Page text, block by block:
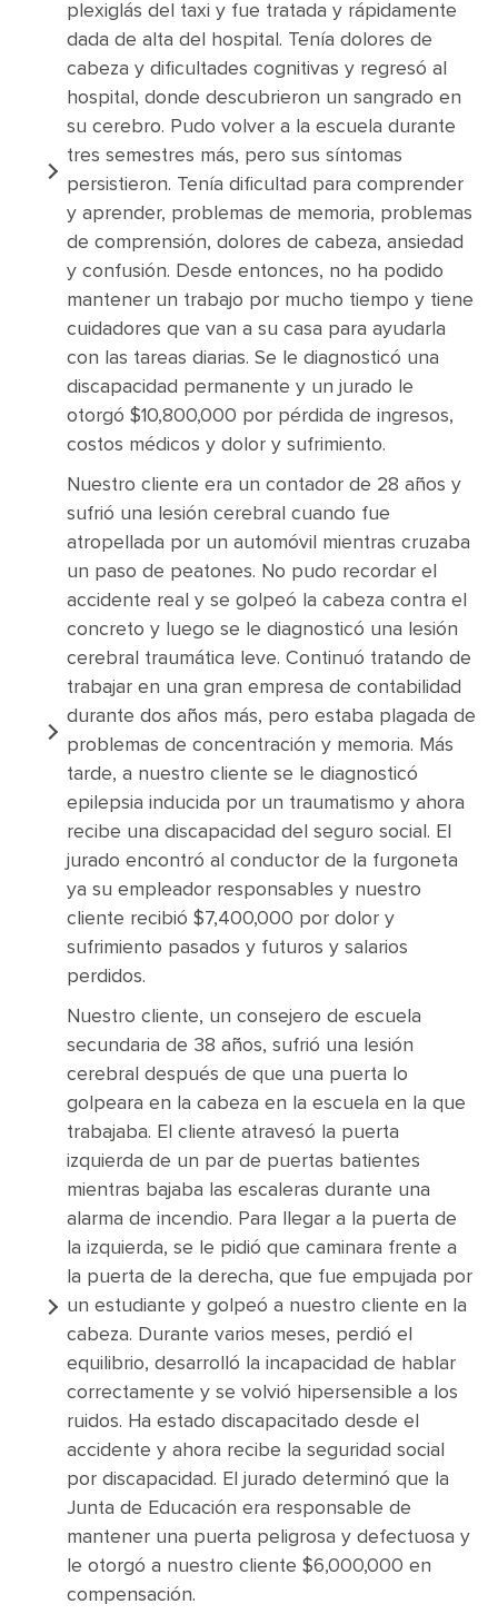
plexiglás del taxi y fue tratada y rápidamente
dada de alta del hospital. Tenía dolores de
cabeza y dificultades cognitivas y regresó al
hospital, donde descubrieron un sangrado en
su cerebro. Pudo volver a la escuela durante
tres semestres más, pero sus síntomas
persistieron. Tenía dificultad para comprender
y aprender, problemas de memoria, problemas
de comprensión, dolores de cabeza, ansiedad
y confusión. Desde entonces, no ha podido
mantener un trabajo por mucho tiempo y tiene
cuidadores que van a su casa para ayudarla
con las tareas diarias. Se le diagnosticó una
discapacidad permanente y un jurado le
otorgó $10,800,000 por pérdida de ingresos,
costos médicos y dolor y sufrimiento.
Nuestro cliente era un contador de 28 años y
sufrió una lesión cerebral cuando fue
atropellada por un automóvil mientras cruzaba
un paso de peatones. No pudo recordar el
accidente real y se golpeó la cabeza contra el
concreto y luego se le diagnosticó una lesión
cerebral traumática leve. Continuó tratando de
trabajar en una gran empresa de contabilidad
durante dos años más, pero estaba plagada de
problemas de concentración y memoria. Más
tarde, a nuestro cliente se le diagnosticó
epilepsia inducida por un traumatismo y ahora
recibe una discapacidad del seguro social. El
jurado encontró al conductor de la furgoneta
ya su empleador responsables y nuestro
cliente recibió $7,400,000 por dolor y
sufrimiento pasados y futuros y salarios
perdidos.
Nuestro cliente, un consejero de escuela
secundaria de 38 años, sufrió una lesión
cerebral después de que una puerta lo
golpeara en la cabeza en la escuela en la que
trabajaba. El cliente atravesó la puerta
izquierda de un par de puertas batientes
mientras bajaba las escaleras durante una
alarma de incendio. Para llegar a la puerta de
la izquierda, se le pidió que caminara frente a
la puerta de la derecha, que fue empujada por
un estudiante y golpeó a nuestro cliente en la
cabeza. Durante varios meses, perdió el
equilibrio, desarrolló la incapacidad de hablar
correctamente y se volvió hipersensible a los
ruidos. Ha estado discapacitado desde el
accidente y ahora recibe la seguridad social
por discapacidad. El jurado determinó que la
Junta de Educación era responsable de
mantener una puerta peligrosa y defectuosa y
le otorgó a nuestro cliente $6,000,000 en
compensación.